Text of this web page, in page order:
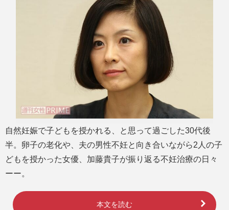
自然妊娠で子どもを授かれる、と思って過ごした30代後
半。卵子の老化や、夫の男性不妊と向き合いながら2人の子
どもを授かった女優、加藤貴子が振り返る不妊治療の日々
ーー。
本文を読む